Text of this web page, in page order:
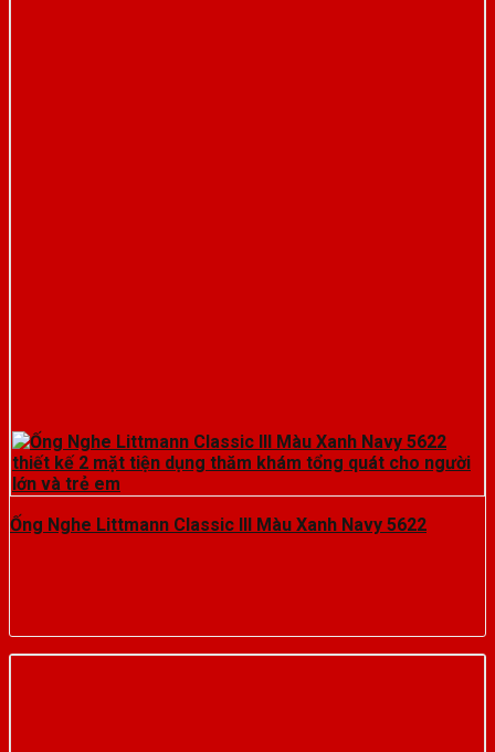
Ống Nghe Littmann Classic III Màu Xanh Navy 5622